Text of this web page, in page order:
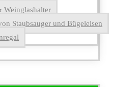
Weinglashalter
Staubsauger und Bügeleisen